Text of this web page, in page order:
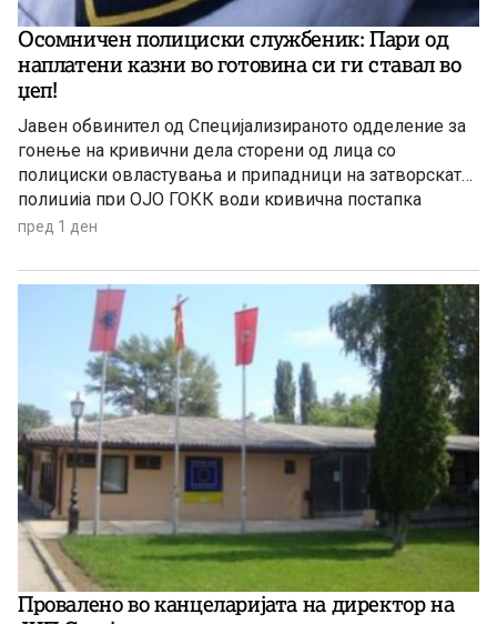
Осомничен полициски службеник: Пари од
наплатени казни во готовина си ги ставал во
џеп!
Јавен обвинител од Специјализираното одделение за
гонење на кривични дела сторени од лица со
полициски овластувања и припадници на затворската
полиција при ОЈО ГОКК води кривична постапка
против полициски службеник од Одделението за
Скопје, поради постоење основано сомнение дека
сторил продолжено кривично дело Злоупотреба на
службената положба и овластување.
пред 1 ден
Провалено во канцеларијата на директор на